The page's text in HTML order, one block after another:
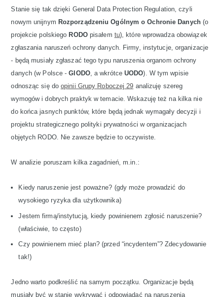
Stanie się tak dzięki General Data Protection Regulation, czyli
nowym unijnym Rozporządzeniu Ogólnym o Ochronie Danych(o
projekcie polskiego RODOpisałem tu), które wprowadza obowiązek
zgłaszania naruszeń ochrony danych. Firmy, instytucje, organizacje
- będą musiały zgłaszać tego typu naruszenia organom ochrony
danych (w Polsce -GIODO, a wkrótceUODO). W tym wpisie
odnosząc się doopinii Grupy Roboczej 29 analizuję szereg
wymogów i dobrych praktyk w temacie. Wskazuję też na kilka nie
do końca jasnych punktów, które będą jednak wymagały decyzji i
projektu strategicznego polityki prywatności w organizacjach
objętych RODO. Nie zawsze będzie to oczywiste.
W analizie poruszam kilka zagadnień, m.in.:
Kiedy naruszenie jest poważne? (gdy może prowadzić do
wysokiego ryzyka dla użytkownika)
Jestem firmą/instytucją, kiedy powinienem zgłosić naruszenie?
(właściwie, to często)
Czy powinienem mieć plan? (przed “incydentem”? Zdecydowanie
tak!)
Jedno warto podkreślić na samym początku. Organizacje będą
musiały być w stanie wykrywać i odpowiadać na naruszenia